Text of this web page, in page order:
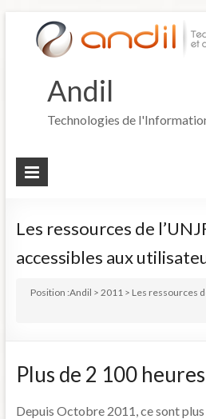
Andil
Technologies de
Les ressources de
accessibles aux
Position :Andil >2011 > Les ressources
Plus de 2 100
Depuis Octobre 2011, ce sont